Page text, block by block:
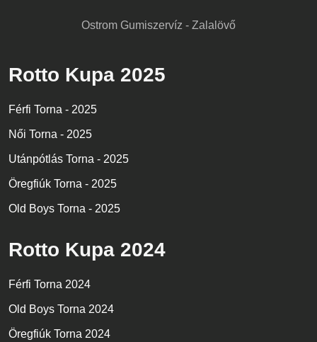
Ostrom Gumiszervíz - Zalalövő
Rotto Kupa 2025
Férfi Torna - 2025
Női Torna - 2025
Utánpótlás Torna - 2025
Öregfiúk Torna - 2025
Old Boys Torna - 2025
Rotto Kupa 2024
Férfi Torna 2024
Old Boys Torna 2024
Öregfiúk Torna 2024